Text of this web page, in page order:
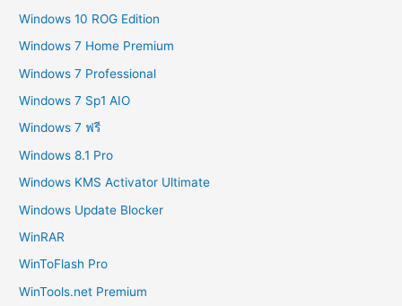
Windows 10 ROG Edition
Windows 7 Home Premium
Windows 7 Professional
Windows 7 Sp1 AIO
Windows 7 ฟรี
Windows 8.1 Pro
Windows KMS Activator Ultimate
Windows Update Blocker
WinRAR
WinToFlash Pro
WinTools.net Premium